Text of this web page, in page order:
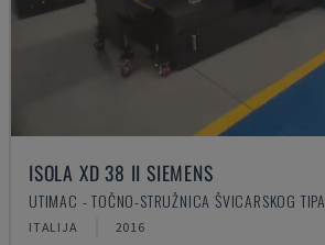
ISOLA XD 38 II SIEMENS
UTIMAC - TOČNO-STRUŽNICA ŠVICARSKOG TIPA
ITALIJA 2016